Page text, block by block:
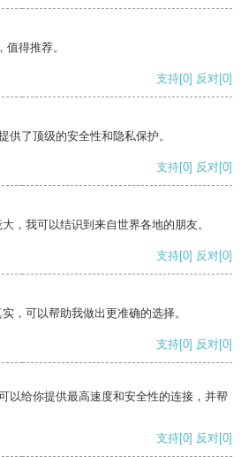
得推荐。
支持[0] 反对[0]
供了顶级的安全性和隐私保护。
支持[0] 反对[0]
，我可以结识到来自世界各地的朋友。
支持[0] 反对[0]
，可以帮助我做出更准确的选择。
支持[0] 反对[0]
以给你提供最高速度和安全性的连接，并帮
支持[0] 反对[0]